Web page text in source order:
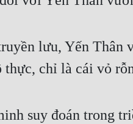
lưu, Yến Thân
thực, chỉ là cái vỏ
suy đoán trong